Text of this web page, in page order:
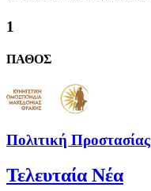
1
ΠΑΘΟΣ
Πολιτική
Τελευταία Νέα